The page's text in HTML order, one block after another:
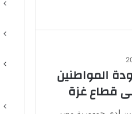
المواطنين
قطاع غزة